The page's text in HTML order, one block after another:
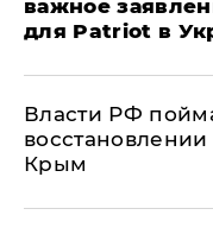
важное
для Patriot в
Власти РФ
восстановлении
Крым